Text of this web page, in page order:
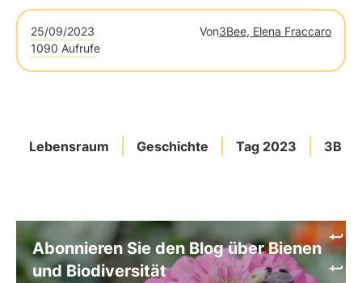
25/09/2023 Von3Bee, Elena Fraccaro
1090 Aufrufe
Lebensraum Geschichte Tag 2023
Abonnieren Sie den Blog über Bienen
und Biodiversität